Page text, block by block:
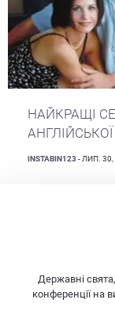
НАЙКРАЩІ
INSTABIN123 - ЛИП. 30,
Державні свята,
конференції на